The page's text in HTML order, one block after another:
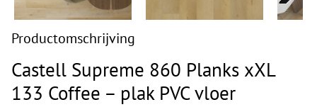
Next
Next
Productomschrijving
Castell Supreme 860 Planks xXL
133 Coffee – plak PVC vloer